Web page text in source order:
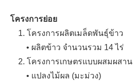
โครงการย่อย
1. โครงการผลิตเมล็ดพันธุ์ข้าว
• ผลิตข้าว จำนวนรวม 14 ไร่
2. โครงการเกษตรแบบผสมผสาน
• แปลงไม้ผล (มะม่วง)